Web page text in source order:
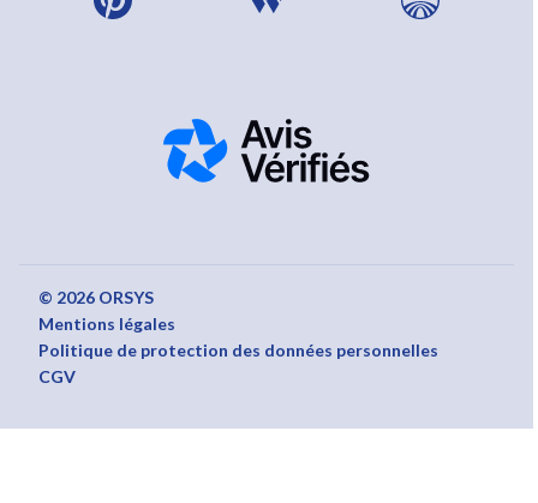
© 2026 ORSYS
Mentions légales
Politique de protection des données personnelles
CGV